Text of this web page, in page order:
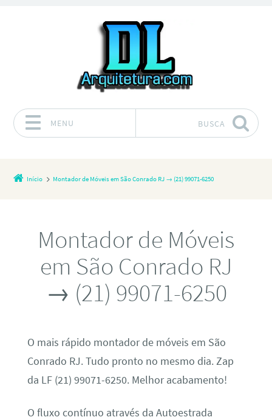
MENU BUSCA
Início Montador de Móveis em São Conrado RJ → (21) 99071-6250
Montador de Móveis
em São Conrado RJ
→ (21) 99071-6250
O mais rápido montador de móveis em São
Conrado RJ. Tudo pronto no mesmo dia. Zap
da LF (21) 99071-6250. Melhor acabamento!
O fluxo contínuo através da Autoestrada